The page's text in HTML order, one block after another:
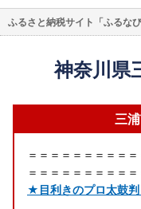
ふるさと納税サイト「ふるなび
神奈川県
三
＝＝＝＝＝＝＝＝＝
＝＝＝＝＝＝＝＝＝＝
★目利きのプロ太鼓